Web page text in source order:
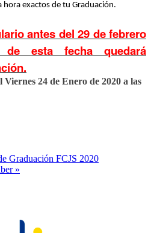
exactos de tu Graduación.
antes del 29 de febrero
esta fecha quedará
24 de Enero de 2020 a las
Graduación FCJS 2020
»